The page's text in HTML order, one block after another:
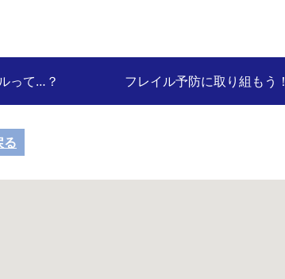
って…？ フレイル予防に取り組もう！
る